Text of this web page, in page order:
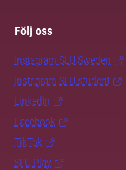
Följ oss
Instagram SLU.Sweden
Instagram SLU.student
LinkedIn
Facebook
TikTok
SLU Play